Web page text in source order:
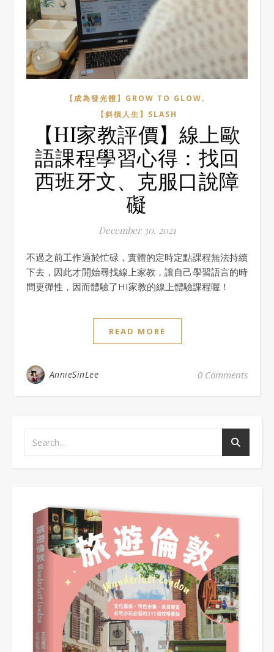
【成為發光體】GROW TO GLOW,
【斜槓人生】SLASH
【HI家教評價】線上歐
語課程學習心得：找回
西班牙文、克服口說障
礙
December 30, 2021
不過之前工作過於忙碌，實體的定時定點課程無法持續
下去，因此才開始尋找線上家教，讓自己學習語言的時
間更彈性，因而體驗了HI家教的線上體驗課程喔！
READ MORE
AnnieSinLee 0 Comments